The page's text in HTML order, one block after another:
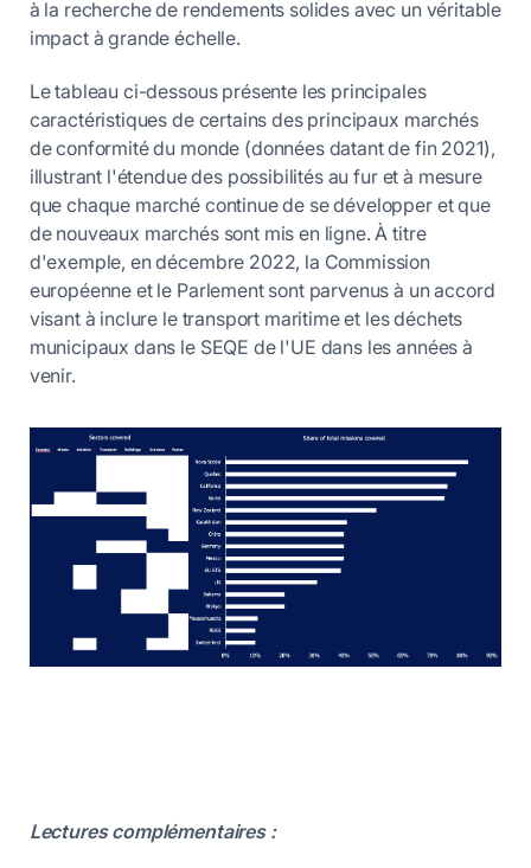
à la recherche de rendements solides avec un véritable
impact à grande échelle.
Le tableau ci-dessous présente les principales
caractéristiques de certains des principaux marchés
de conformité du monde (données datant de fin 2021),
illustrant l'étendue des possibilités au fur et à mesure
que chaque marché continue de se développer et que
de nouveaux marchés sont mis en ligne. À titre
d'exemple, en décembre 2022, la Commission
européenne et le Parlement sont parvenus à un accord
visant à inclure le transport maritime et les déchets
municipaux dans le SEQE de l'UE dans les années à
venir.
Lectures complémentaires :